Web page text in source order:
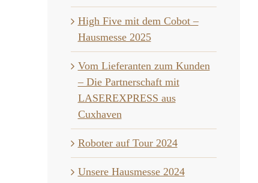
High Five mit dem Cobot –
Hausmesse 2025
Vom Lieferanten zum Kunden
– Die Partnerschaft mit
LASEREXPRESS aus
Cuxhaven
Roboter auf Tour 2024
Unsere Hausmesse 2024